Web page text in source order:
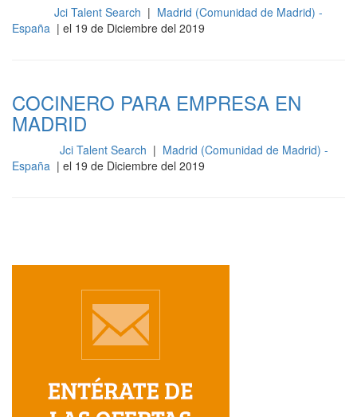
Jci Talent Search | Madrid (Comunidad de Madrid) -
España | el 19 de Diciembre del 2019
COCINERO PARA EMPRESA EN
MADRID
Jci Talent Search | Madrid (Comunidad de Madrid) -
España | el 19 de Diciembre del 2019